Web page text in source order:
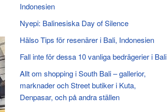
Indonesien
Nyepi: Balinesiska Day of Silence
Hälso Tips för resenärer i Bali, Indonesien
Fall inte för dessa 10 vanliga bedrägerier i Bali
Allt om shopping i South Bali – gallerior,
marknader och Street butiker i Kuta,
Denpasar, och på andra ställen